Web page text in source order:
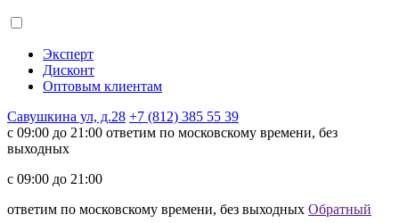
Эксперт
Дисконт
Оптовым клиентам
Савушкина ул, д.28 +7 (812) 385 55 39
c 09:00 до 21:00 ответим по московскому времени, без
выходных
c 09:00 до 21:00
ответим по московскому времени, без выходных Обратный